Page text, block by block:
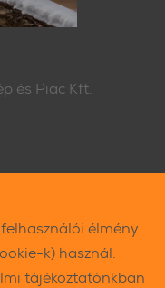
és Piac Kft.
élmény
k) használ.
tájékoztatónkban